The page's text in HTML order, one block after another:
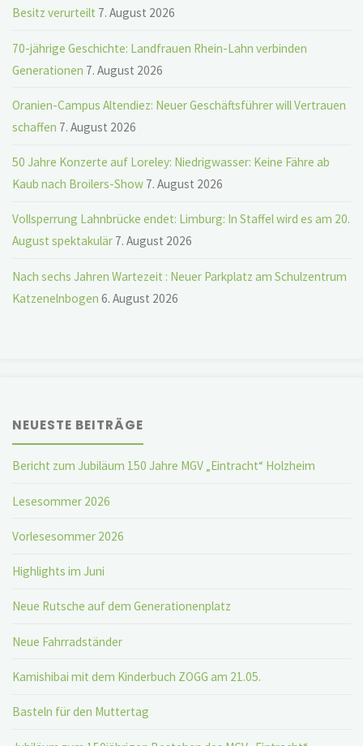
Besitz verurteilt 7. August 2026
70-jährige Geschichte: Landfrauen Rhein-Lahn verbinden
Generationen 7. August 2026
Oranien-Campus Altendiez: Neuer Geschäftsführer will Vertrauen
schaffen 7. August 2026
50 Jahre Konzerte auf Loreley: Niedrigwasser: Keine Fähre ab
Kaub nach Broilers-Show 7. August 2026
Vollsperrung Lahnbrücke endet: Limburg: In Staffel wird es am 20.
August spektakulär 7. August 2026
Nach sechs Jahren Wartezeit : Neuer Parkplatz am Schulzentrum
Katzenelnbogen 6. August 2026
NEUESTE BEITRÄGE
Bericht zum Jubiläum 150 Jahre MGV „Eintracht“ Holzheim
Lesesommer 2026
Vorlesesommer 2026
Highlights im Juni
Neue Rutsche auf dem Generationenplatz
Neue Fahrradständer
Kamishibai mit dem Kinderbuch ZOGG am 21.05.
Basteln für den Muttertag